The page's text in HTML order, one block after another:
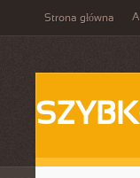
Strona główna